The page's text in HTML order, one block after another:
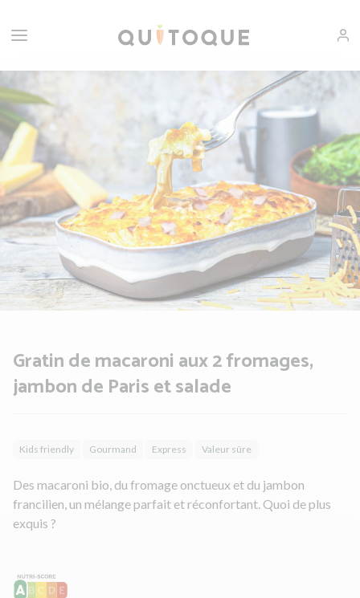
Gratin de macaroni aux 2 fromages,
jambon de Paris et salade
Kids friendly Gourmand Express Valeur sûre
Des macaroni bio, du fromage onctueux et du jambon
francilien, un mélange parfait et réconfortant. Quoi de plus
exquis ?